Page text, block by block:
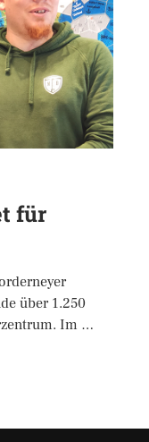
für
über 1.250
Im …